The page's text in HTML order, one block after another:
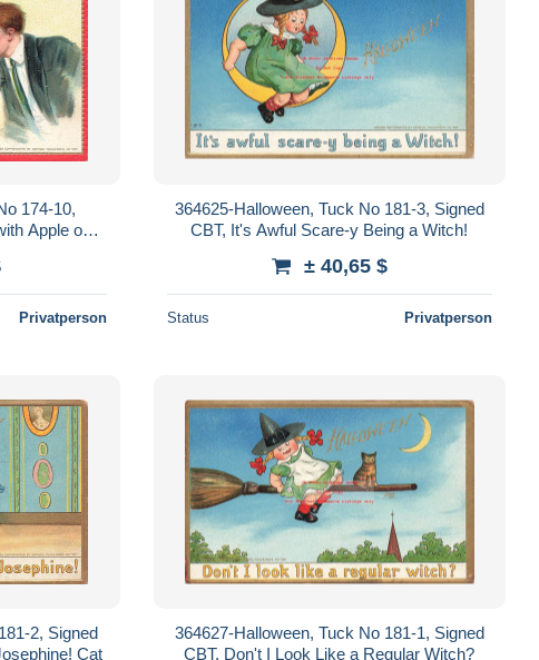
174-10,
Apple on
Privatperson
364625-Halloween, Tuck No 181-3, Signed
CBT, It's Awful Scare-y Being a Witch!
± 40,65 $
Status Privatperson
2, Signed
Cat
364627-Halloween, Tuck No 181-1, Signed
CBT, Don't I Look Like a Regular Witch?